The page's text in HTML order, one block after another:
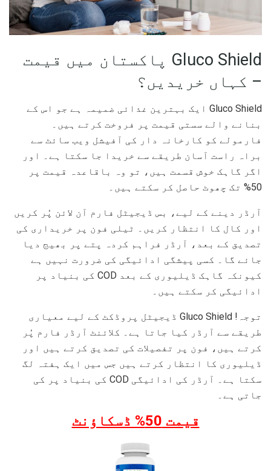
Gluco Shield پاکستان میں قیمت
– کہاں خریدیں؟
Gluco Shield ایک بہترین غذائی ضمیمہ ہے جو اس کے
بنانے والے سستی قیمت پر فروخت کرتے ہیں۔
فارمولے کو کارخانہ دار کی آفیشل ویب سائٹ سے
براہ راست آسان طریقے سے خریدا جا سکتا ہے۔ اور
اگر گاہک خوش قسمت ہیں، تو وہ باقاعدہ قیمت پر
50% تک چھوٹ حاصل کر سکتے ہیں۔
آرڈر دینے کے لیے، بس ڈیجیٹل فارم آن لائن پُر کریں
اور کال کا انتظار کریں۔ ٹیلی فون پر خریداری کی
تصدیق کے بعد، آرڈر فراہم کردہ پتے پر بھیج دیا
جائے گا۔ کسی پیشگی ادائیگی کی ضرورت نہیں ہے
کیونکہ گاہک ڈیلیوری کے بعد COD کی بنیاد پر
ادائیگی کر سکتے ہیں۔
توجہ! Gluco Shield ڈیجیٹل پروڈکٹ کے لیے معیاری
طریقے سے آرڈر کیا جاتا ہے۔ کلائنٹ آرڈر فارم پُر
کرتے ہیں، فون پر تفصیلات کی تصدیق کرتے ہیں اور
ڈیلیوری کا انتظار کرتے ہیں جس میں ایک ہفتہ لگ
سکتا ہے۔ آرڈر کی ادائیگی COD کی بنیاد پر کی
جاتی ہے۔
قیمت 50% ڈسکاؤنٹ